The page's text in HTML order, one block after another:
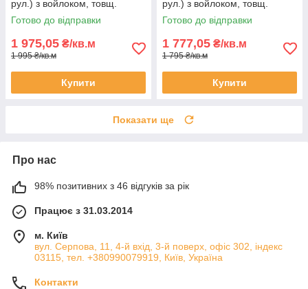
рул.) з войлоком, товщ.
14мм.
Готово до відправки
1 975,05 ₴/кв.м
1 995 ₴/кв.м
Купити
рул.) з войлоком, товщ.
12,5мм.
Готово до відправки
1 777,05 ₴/кв.м
1 795 ₴/кв.м
Купити
Показати ще
Про нас
98% позитивних з 46 відгуків за рік
Працює з 31.03.2014
м. Київ
вул. Серпова, 11, 4-й вхід, 3-й поверх, офіс 302, індекс
03115, тел. +380990079919, Київ, Україна
Контакти